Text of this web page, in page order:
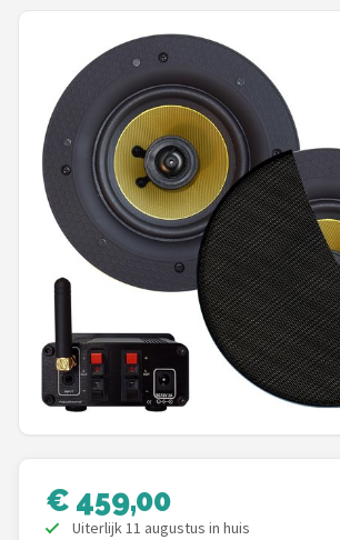
Samsung
Shop
POPULAIRE MERKEN
Power Dynamics
Soundskins
Teufel
ArtSound
AquaSound
€ 459,00
Uiterlijk 11 augustus in huis